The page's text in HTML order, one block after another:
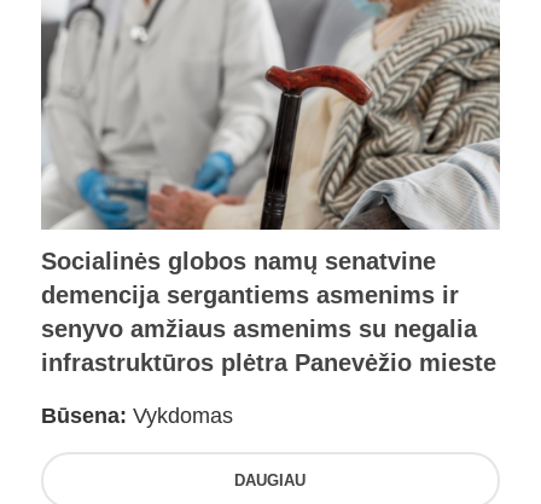
Socialinės globos namų senatvine
demencija sergantiems asmenims ir
senyvo amžiaus asmenims su negalia
infrastruktūros plėtra Panevėžio mieste
Būsena: Vykdomas
DAUGIAU